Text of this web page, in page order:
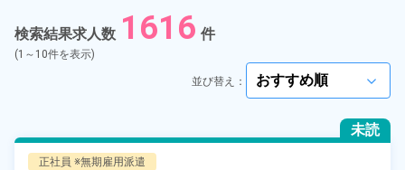
契約社員
アルバイト・パート
検索結果求人数 1616 件
(1～10件を表示)
並び替え： arrow_forward_ios
未読
正社員 ※無期雇用派遣